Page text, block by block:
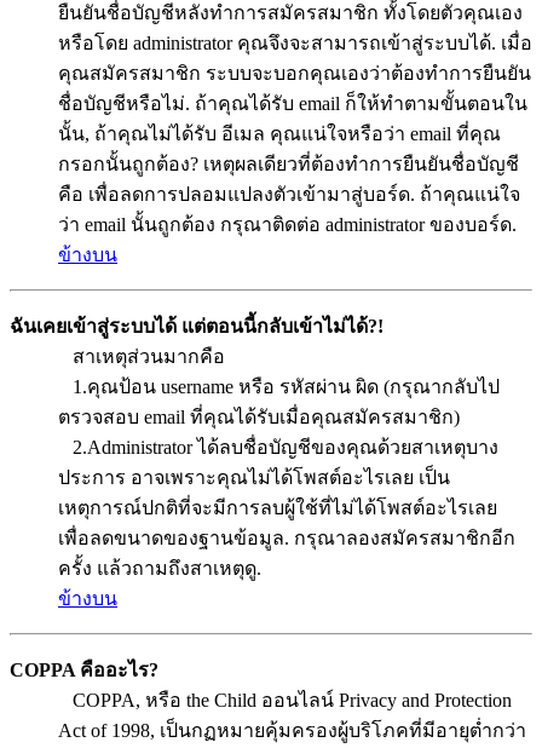
ยืนยันชื่อบัญชีหลังทำการสมัครสมาชิก ทั้งโดยตัวคุณเอง
หรือโดย administrator คุณจึงจะสามารถเข้าสู่ระบบได้. เมื่อ
คุณสมัครสมาชิก ระบบจะบอกคุณเองว่าต้องทำการยืนยัน
ชื่อบัญชีหรือไม่. ถ้าคุณได้รับ email ก็ให้ทำตามขั้นตอนใน
นั้น, ถ้าคุณไม่ได้รับ อีเมล คุณแน่ใจหรือว่า email ที่คุณ
กรอกนั้นถูกต้อง? เหตุผลเดียวที่ต้องทำการยืนยันชื่อบัญชี
คือ เพื่อลดการปลอมแปลงตัวเข้ามาสู่บอร์ด. ถ้าคุณแน่ใจ
ว่า email นั้นถูกต้อง กรุณาติดต่อ administrator ของบอร์ด.
ข้างบน
ฉันเคยเข้าสู่ระบบได้ แต่ตอนนี้กลับเข้าไม่ได้?!
สาเหตุส่วนมากคือ
1.คุณป้อน username หรือ รหัสผ่าน ผิด (กรุณากลับไป
ตรวจสอบ email ที่คุณได้รับเมื่อคุณสมัครสมาชิก)
2.Administrator ได้ลบชื่อบัญชีของคุณด้วยสาเหตุบาง
ประการ อาจเพราะคุณไม่ได้โพสต์อะไรเลย เป็น
เหตุการณ์ปกติที่จะมีการลบผู้ใช้ที่ไม่ได้โพสต์อะไรเลย
เพื่อลดขนาดของฐานข้อมูล. กรุณาลองสมัครสมาชิกอีก
ครั้ง แล้วถามถึงสาเหตุดู.
ข้างบน
COPPA คืออะไร?
COPPA, หรือ the Child ออนไลน์ Privacy and Protection
Act of 1998, เป็นกฏหมายคุ้มครองผู้บริโภคที่มีอายุต่ำกว่า